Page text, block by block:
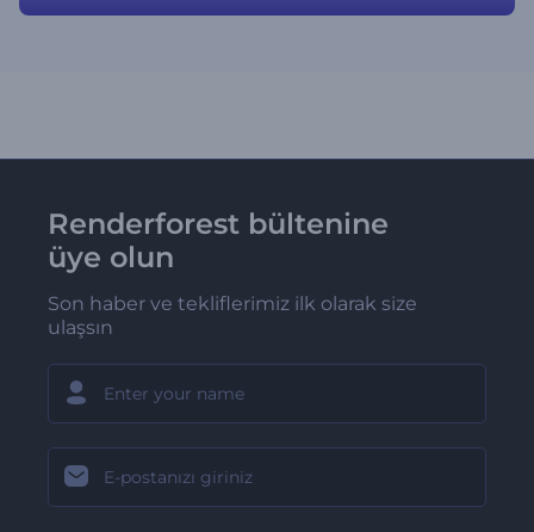
Renderforest bültenine
üye olun
Son haber ve tekliflerimiz ilk olarak size
ulaşsın